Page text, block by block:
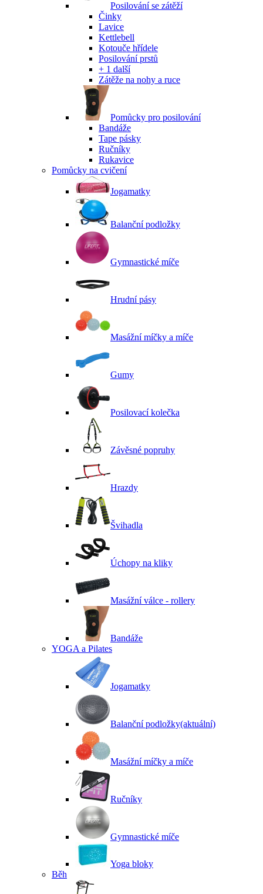
Posilování se zátěží
Činky
Lavice
Kettlebell
Kotouče hřídele
Posilování prstů
+ 1 další
Zátěže na nohy a ruce
Pomůcky pro posilování
Bandáže
Tape pásky
Ručníky
Rukavice
Pomůcky na cvičení
Jogamatky
Balanční podložky
Gymnastické míče
Hrudní pásy
Masážní míčky a míče
Gumy
Posilovací kolečka
Závěsné popruhy
Hrazdy
Švihadla
Úchopy na kliky
Masážní válce - rollery
Bandáže
YOGA a Pilates
Jogamatky
Balanční podložky(aktuální)
Masážní míčky a míče
Ručníky
Gymnastické míče
Yoga bloky
Běh